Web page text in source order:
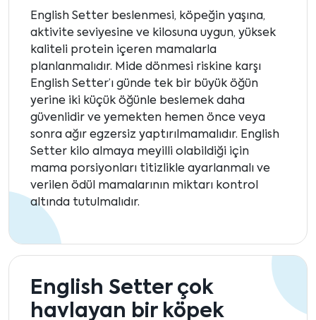
English Setter beslenmesi, köpeğin yaşına,
aktivite seviyesine ve kilosuna uygun, yüksek
kaliteli protein içeren mamalarla
planlanmalıdır. Mide dönmesi riskine karşı
English Setter’ı günde tek bir büyük öğün
yerine iki küçük öğünle beslemek daha
güvenlidir ve yemekten hemen önce veya
sonra ağır egzersiz yaptırılmamalıdır. English
Setter kilo almaya meyilli olabildiği için
mama porsiyonları titizlikle ayarlanmalı ve
verilen ödül mamalarının miktarı kontrol
altında tutulmalıdır.
English Setter çok
havlayan bir köpek